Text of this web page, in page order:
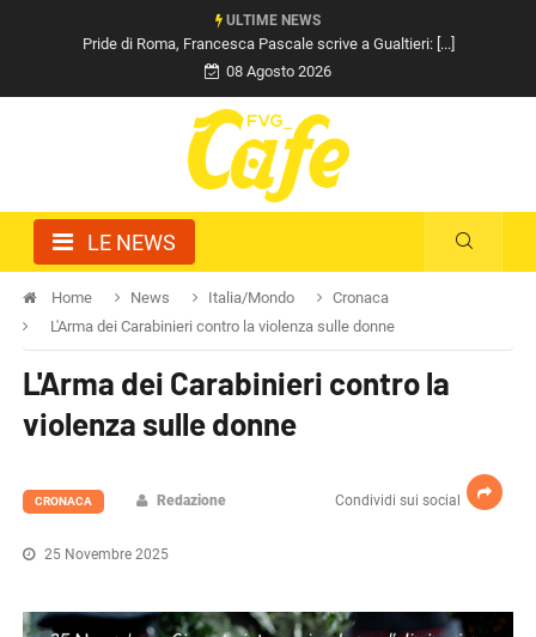
ULTIME NEWS
Pride di Roma, Francesca Pascale scrive a Gualtieri: [...]
08 Agosto 2026
LE NEWS
Home News Italia/Mondo
Cronaca
L'Arma dei Carabinieri contro la violenza sulle donne
L'Arma dei Carabinieri contro la
violenza sulle donne
Condividi sui social
CRONACA Redazione
25 Novembre 2025